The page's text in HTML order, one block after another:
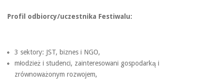
Profil odbiorcy/uczestnika Festiwalu:
3 sektory: JST, biznes i NGO,
młodzież i studenci, zainteresowani gospodarką i
zrównoważonym rozwojem,